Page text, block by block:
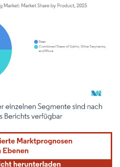
erfordert Namensnennung